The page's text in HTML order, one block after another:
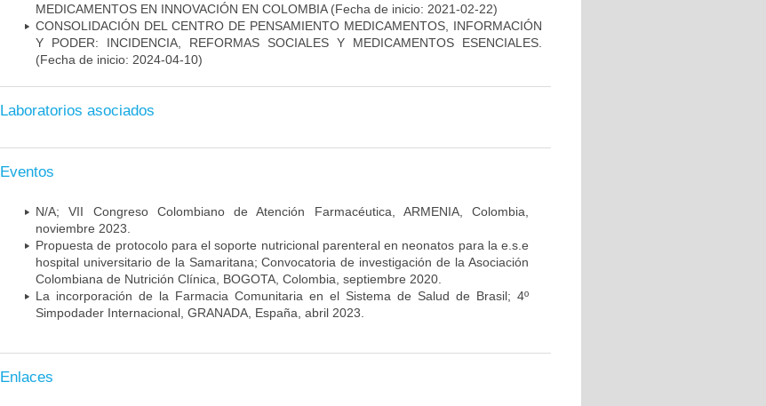
MEDICAMENTOS EN INNOVACIÓN EN COLOMBIA(Fecha de inicio: 2021-02-22)
CONSOLIDACIÓN DEL CENTRO DE PENSAMIENTO MEDICAMENTOS, INFORMACIÓN
Y PODER: INCIDENCIA, REFORMAS SOCIALES Y MEDICAMENTOS ESENCIALES.
(Fecha de inicio: 2024-04-10)
Laboratorios asociados
Eventos
N/A; VII Congreso Colombiano de Atención Farmacéutica, ARMENIA, Colombia,
noviembre 2023.
Propuesta de protocolo para el soporte nutricional parenteral en neonatos para la e.s.e
hospital universitario de la Samaritana; Convocatoria de investigación de la Asociación
Colombiana de Nutrición Clínica, BOGOTA, Colombia, septiembre 2020.
La incorporación de la Farmacia Comunitaria en el Sistema de Salud de Brasil; 4º
Simpodader Internacional, GRANADA, España, abril 2023.
Enlaces